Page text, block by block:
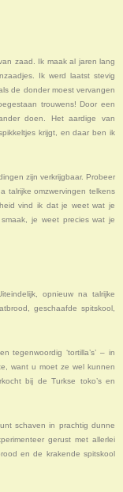
zaad. Ik maak al jaren lang
Ik werd laatst stevig
de donder moest vervangen
trouwens! Door een
doen. Het aardige van
krijgt, en daar ben ik
zijn verkrijgbaar. Probeer
talrijke omzwervingen telkens
vind ik dat je weet wat je
je weet precies wat je
opnieuw na talrijke
geschaafde spitskool,
tegenwoordig ‘tortilla’s’ – in
want u moet ze wel kunnen
bij de Turkse toko’s en
schaven in prachtig dunne
gerust met allerlei
en de krakende spitskool